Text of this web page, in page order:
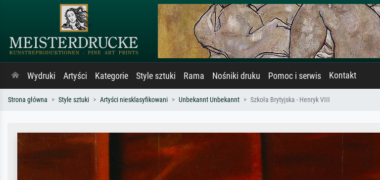
Wydruki Artyści Kategorie Style sztuki Rama Nośniki druku Pomoc i serwis Kontakt
Strona główna Style sztuki Artyści niesklasyfikowani Unbekannt Unbekannt Szkoła Brytyjska - Henryk VIII